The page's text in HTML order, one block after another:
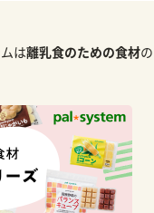
は離乳食のための食材